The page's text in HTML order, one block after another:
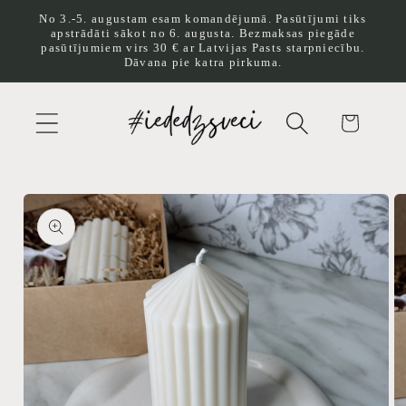
uz
saturu
No 3.-5. augustam esam komandējumā. Pasūtījumi tiks
apstrādāti sākot no 6. augusta. Bezmaksas piegāde
pasūtījumiem virs 30 € ar Latvijas Pasts starpniecību.
Dāvana pie katra pirkuma.
Ratiņi
Pāriet uz
produkta
informāciju